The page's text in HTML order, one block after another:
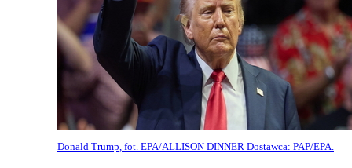
Donald Trump, fot. EPA/ALLISON DINNER Dostawca: PAP/EPA.